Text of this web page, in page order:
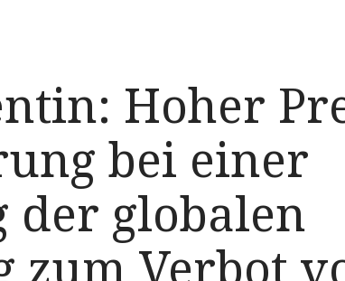
Hoher
bei einer
der globalen
zum Verbot